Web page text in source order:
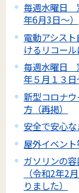
毎週水曜日
年6月3日～）
電動アシス
けるリコー
毎週水曜日
年５月１３日
新型コロナ
方（再掲）
安全で安心
屋外イベン
ガソリンの
（令和2年2
りました）